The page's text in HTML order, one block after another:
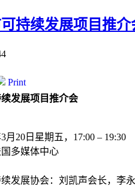
持续发展项目推
Print
发展项目推介会
3月20日星期五，17:00 – 19:30
多媒体中心
发展协会：刘凯声会长，李